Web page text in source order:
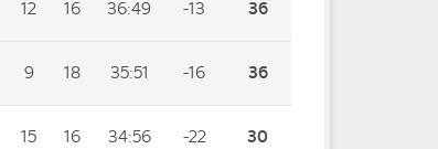
12 16 36:49 -13 36
9 18 35:51 -16 36
15 16 34:56 -22 30